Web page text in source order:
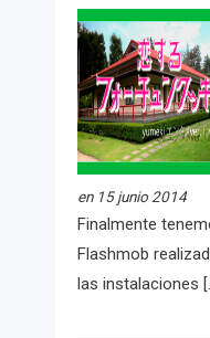
en 15 junio 2014
Finalmente
Flashmob
las instalaciones